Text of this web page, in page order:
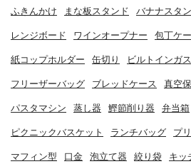
ふきんかけ まな板スタンド バナナスタ
レンジボード ワインオープナー 包丁ケ
紙コップホルダー 缶切り ビルトインガ
フリーザーバッグ ブレッドケース 真空
パスタマシン 蒸し器 鰹節削り器 弁当箱
ピクニックバスケット ランチバッグ プ
マフィン型 口金 泡立て器 絞り袋 キッ